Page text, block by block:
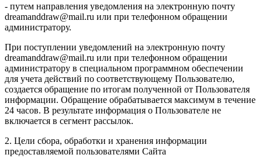
- путем направления уведомления на электронную почту
dreamanddraw@mail.ru или при телефонном обращении
администратору.
При поступлении уведомлений на электронную почту
dreamanddraw@mail.ru или при телефонном обращении
администратору в специальном программном обеспечении
для учета действий по соответствующему Пользователю,
создается обращение по итогам полученной от Пользователя
информации. Обращение обрабатывается максимум в течение
24 часов. В результате информация о Пользователе не
включается в сегмент рассылок.
2. Цели сбора, обработки и хранения информации
предоставляемой пользователями Сайта